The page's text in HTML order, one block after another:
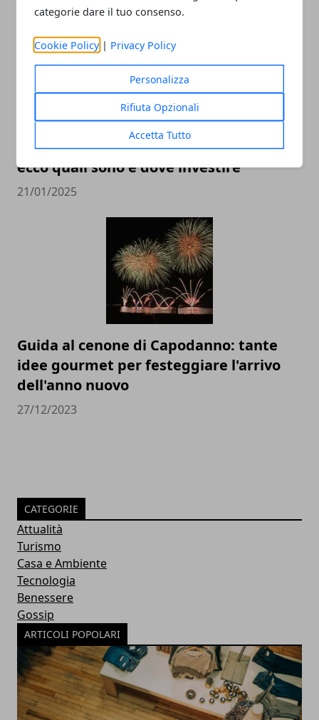
categorie dare il tuo consenso.
Cookie Policy | Privacy Policy
Personalizza
Rifiuta Opzionali
Accetta Tutto
I vantaggi di fare azienda all’estero:
ecco quali sono e dove investire
21/01/2025
Guida al cenone di Capodanno: tante
idee gourmet per festeggiare l'arrivo
dell'anno nuovo
27/12/2023
CATEGORIE
Attualità
Turismo
Casa e Ambiente
Tecnologia
Benessere
Gossip
ARTICOLI POPOLARI